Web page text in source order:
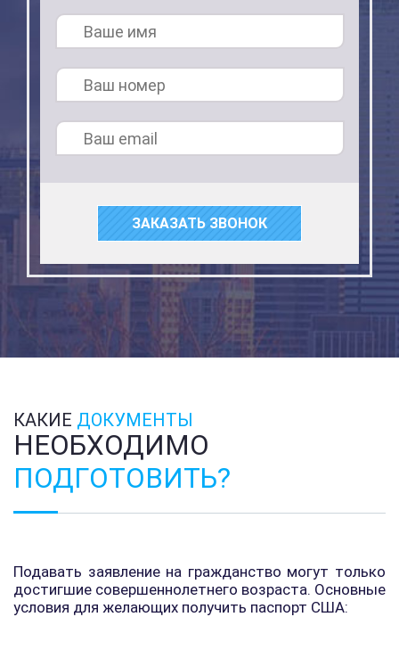
ЗАКАЗАТЬ ЗВОНОК
КАКИЕ ДОКУМЕНТЫ
НЕОБХОДИМО
ПОДГОТОВИТЬ?
Подавать заявление на гражданство могут только
достигшие совершеннолетнего возраста. Основные
условия для желающих получить паспорт США: